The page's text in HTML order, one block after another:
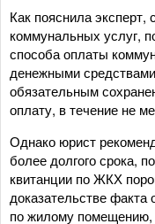
Как пояснила эксперт,
коммунальных услуг,
способа оплаты
денежными
обязательным
оплату, в течение не
Однако юрист
более долгого срока,
квитанции по ЖКХ
доказательстве
по жилому помещению,